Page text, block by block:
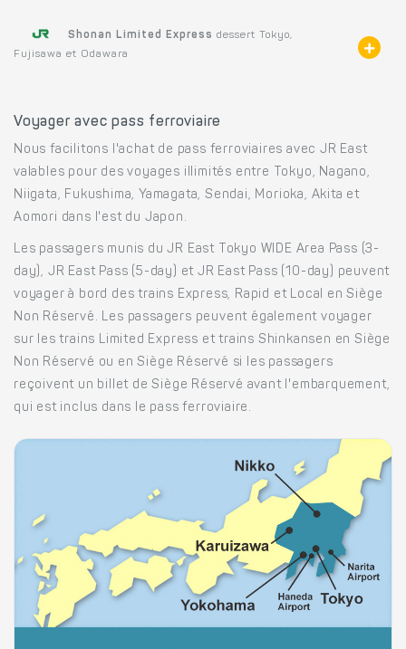
Shonan Limited Express dessert Tokyo,
Fujisawa et Odawara
Voyager avec pass ferroviaire
Nous facilitons l'achat de pass ferroviaires avec JR East
valables pour des voyages illimités entre Tokyo, Nagano,
Niigata, Fukushima, Yamagata, Sendai, Morioka, Akita et
Aomori dans l'est du Japon.
Les passagers munis du JR East Tokyo WIDE Area Pass (3-
day), JR East Pass (5-day) et JR East Pass (10-day) peuvent
voyager à bord des trains Express, Rapid et Local en Siège
Non Réservé. Les passagers peuvent également voyager
sur les trains Limited Express et trains Shinkansen en Siège
Non Réservé ou en Siège Réservé si les passagers
reçoivent un billet de Siège Réservé avant l'embarquement,
qui est inclus dans le pass ferroviaire.